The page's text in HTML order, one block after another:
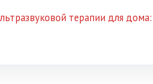
терапии для